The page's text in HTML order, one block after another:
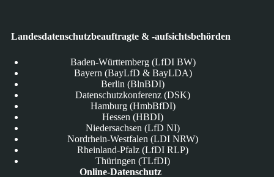
Landesdatenschutzbeauftragte & -aufsichtsbehörden
Baden-Württemberg (LfDI BW)
Bayern (BayLfD & BayLDA)
Berlin (BlnBDI)
Datenschutzkonferenz (DSK)
Hamburg (HmbBfDI)
Hessen (HBDI)
Niedersachsen (LfD NI)
Nordrhein-Westfalen (LDI NRW)
Rheinland-Pfalz (LfDI RLP)
Thüringen (TLfDI)
Online-Datenschutz